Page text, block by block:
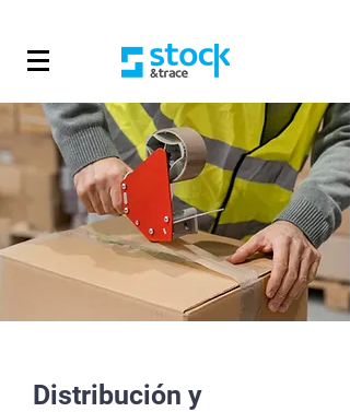
Distribución y